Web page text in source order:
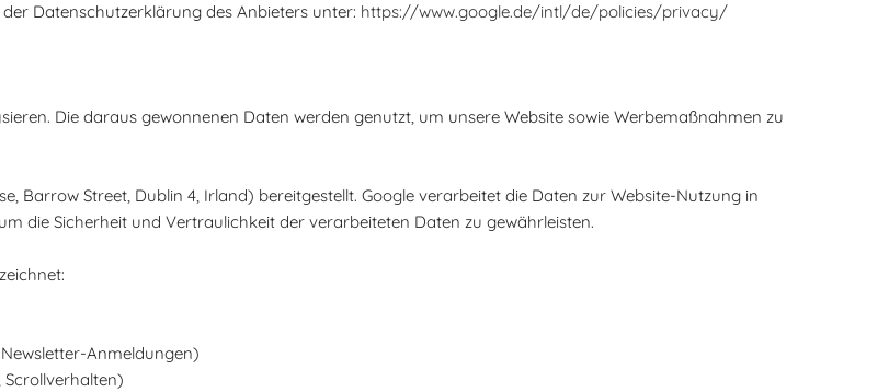
Datenschutzerklärung des Anbieters unter: https://www.google.de/intl/de/policies/privacy/
Die daraus gewonnenen Daten werden genutzt, um unsere Website sowie Werbemaßnahmen zu
Barrow Street, Dublin 4, Irland) bereitgestellt. Google verarbeitet die Daten zur Website-Nutzung in
die Sicherheit und Vertraulichkeit der verarbeiteten Daten zu gewährleisten.
Anmeldungen)
Scrollverhalten)